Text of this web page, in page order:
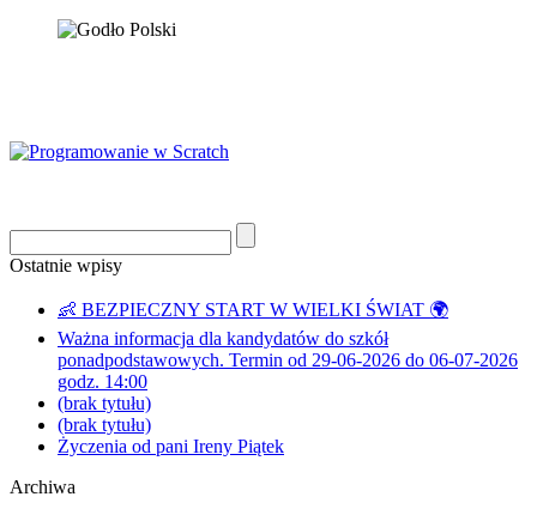
Ostatnie wpisy
👶 BEZPIECZNY START W WIELKI ŚWIAT 🌍
Ważna informacja dla kandydatów do szkół
ponadpodstawowych. Termin od 29-06-2026 do 06-07-2026
godz. 14:00
(brak tytułu)
(brak tytułu)
Życzenia od pani Ireny Piątek
Archiwa